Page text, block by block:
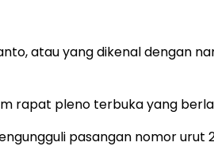
atau yang dikenal dengan
rapat pleno terbuka yang
pasangan nomor urut